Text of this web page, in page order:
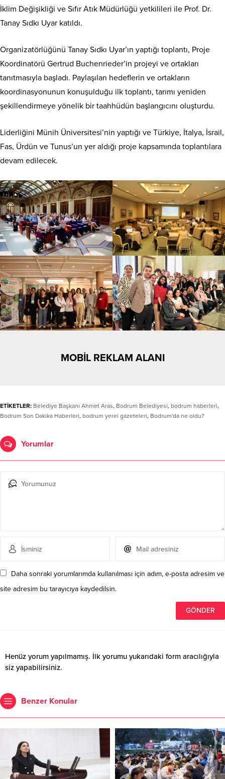
İklim Değişikliği ve Sıfır Atık Müdürlüğü yetkilileri ile Prof. Dr.
Tanay Sıdkı Uyar katıldı.
Organizatörlüğünü Tanay Sıdkı Uyar’ın yaptığı toplantı, Proje
Koordinatörü Gertrud Buchenrieder’in projeyi ve ortakları
tanıtmasıyla başladı. Paylaşılan hedeflerin ve ortakların
koordinasyonunun konuşulduğu ilk toplantı, tarımı yeniden
şekillendirmeye yönelik bir taahhüdün başlangıcını oluşturdu.
Liderliğini Münih Üniversitesi’nin yaptığı ve Türkiye, İtalya, İsrail,
Fas, Ürdün ve Tunus’un yer aldığı proje kapsamında toplantılara
devam edilecek.
MOBİL REKLAM ALANI
ETİKETLER: Belediye Başkanı Ahmet Aras, Bodrum Belediyesi, bodrum haberleri,
Bodrum Son Dakika Haberleri, bodrum yerel gazeteleri, Bodrum'da ne oldu?
Yorumlar
Daha sonraki yorumlarımda kullanılması için adım, e-posta adresim ve
site adresim bu tarayıcıya kaydedilsin.
Henüz yorum yapılmamış. İlk yorumu yukarıdaki form aracılığıyla
siz yapabilirsiniz.
Benzer Konular